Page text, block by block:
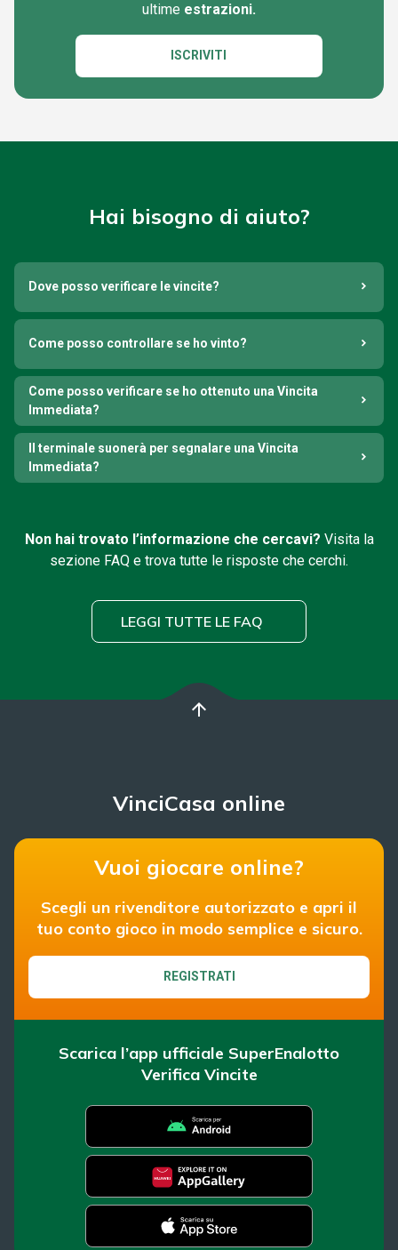
ultime estrazioni.
ISCRIVITI
Hai bisogno di aiuto?
Dove posso verificare le vincite?
Come posso controllare se ho vinto?
Come posso verificare se ho ottenuto una Vincita
Immediata?
Il terminale suonerà per segnalare una Vincita
Immediata?
Non hai trovato l’informazione che cercavi? Visita la
sezione FAQ e trova tutte le risposte che cerchi.
LEGGI TUTTE LE FAQ
arrow_upward
VinciCasa online
Vuoi giocare online?
Scegli un rivenditore autorizzato e apri il
tuo conto gioco in modo semplice e sicuro.
REGISTRATI
Scarica l’app ufficiale SuperEnalotto
Verifica Vincite
SuperEnalotto